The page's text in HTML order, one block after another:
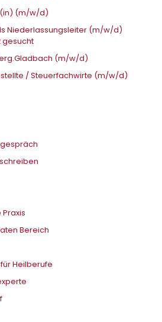
(m/w/d)
Niederlassungsleiter (m/w/d)
gesucht
(m/w/d)
/ Steuerfachwirte (m/w/d)
Bereich
Heilberufe